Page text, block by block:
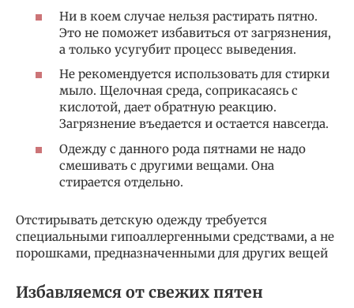
Ни в коем случае нельзя растирать пятно.
Это не поможет избавиться от загрязнения,
а только усугубит процесс выведения.
Не рекомендуется использовать для стирки
мыло. Щелочная среда, соприкасаясь с
кислотой, дает обратную реакцию.
Загрязнение въедается и остается навсегда.
Одежду с данного рода пятнами не надо
смешивать с другими вещами. Она
стирается отдельно.
Отстирывать детскую одежду требуется
специальными гипоаллергенными средствами, а не
порошками, предназначенными для других вещей
Избавляемся от свежих пятен